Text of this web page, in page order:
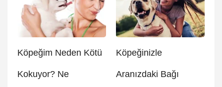
Köpeğim Neden Kötü
Kokuyor? Ne
Köpeğinizle
Aranızdaki Bağı